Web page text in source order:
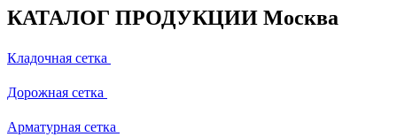
КАТАЛОГ ПРОДУКЦИИ Москва
Кладочная сетка
Дорожная сетка
Арматурная сетка